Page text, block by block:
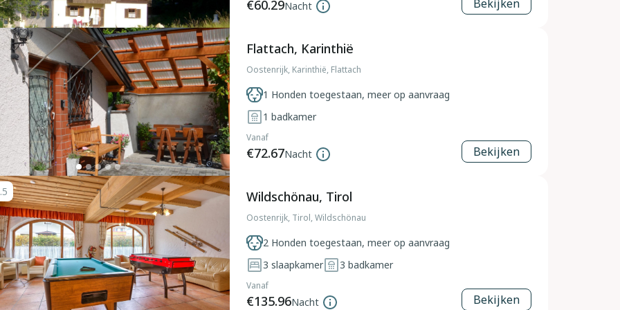
€60.29Nacht Bekijken
Flattach, Karinthië
Oostenrijk, Karinthië, Flattach
1 Honden toegestaan, meer op aanvraag
1 badkamer
Vanaf
€72.67Nacht Bekijken
Wildschönau, Tirol
Oostenrijk, Tirol, Wildschönau
2 Honden toegestaan, meer op aanvraag
3 slaapkamer 3 badkamer
Vanaf
€135.96Nacht Bekijken